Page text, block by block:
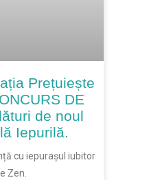
Prețuiește
DE
de noul
Iepurilă.
cu iepurașul iubitor
Zen.